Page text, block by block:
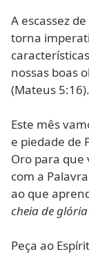
A escassez
torna
nossas boas
(Mateus 5:16).
Este mês
e piedade de
Oro para que
com a
ao que
cheia de
Peça ao